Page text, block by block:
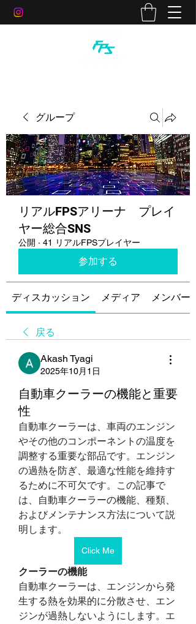
グループ
リアルFPSアリーナ プレイ
ヤー総合SNS
公開 · 41 リアルFPSプレイヤー
参加する
ディスカッション メディア メンバー
戻る
Akash Tyagi
2025年10月1日
自動車クーラーの機能と重要
性
自動車クーラーは、車両のエンジン
やその他のコンポーネントの温度を
調整する重要な部品です。エンジン
の過熱を防ぎ、最適な性能を維持す
るために不可欠です。この記事で
は、自動車クーラーの機能、種類、
およびメンテナンス方法について説
明します。
Click Me
クーラーの機能
自動車クーラーは、エンジンから発
生する熱を効果的に分散させ、エン
ジンが過熱しないようにします。エ